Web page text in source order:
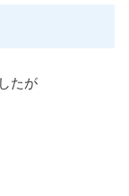
たが